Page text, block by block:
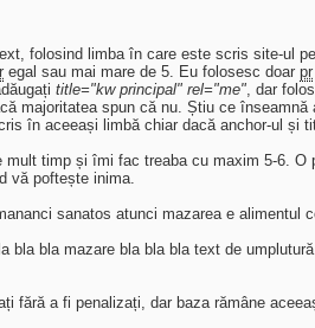
folosind limba în care este scris site-ul
egal sau mai mare de 5. Eu folosesc doar pr
title="kw principal" rel="me", dar
majoritatea spun că nu. Știu ce înseamnă
în aceeași limbă chiar dacă anchor-ul și
timp și îmi fac treaba cu maxim 5-6. O
vă poftește inima.
sanatos atunci mazarea e alimentul
bla bla mazare bla bla bla text de
fără a fi penalizați, dar baza rămâne